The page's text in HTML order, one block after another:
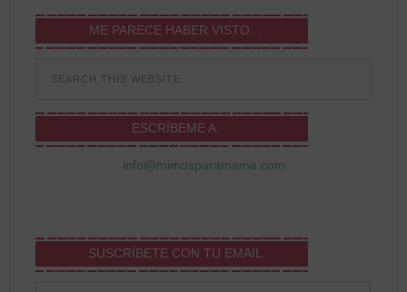
ME PARECE HABER VISTO…
ESCRÍBEME A:
info@mimosparamama.com
SUSCRÍBETE CON TU EMAIL